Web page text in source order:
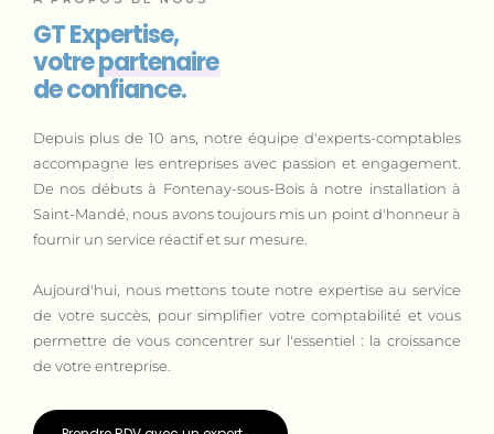
GT Expertise,
votrepartenaire
de confiance.
Depuis plus de 10 ans, notre équipe d'experts-comptables
accompagne les entreprises avec passion et engagement.
De nos débuts à Fontenay-sous-Bois à notre installation à
Saint-Mandé, nous avons toujours mis un point d'honneur à
fournir un service réactif et sur mesure.
Aujourd'hui, nous mettons toute notre expertise au service
de votre succès, pour simplifier votre comptabilité et vous
permettre de vous concentrer sur l'essentiel : la croissance
de votre entreprise.